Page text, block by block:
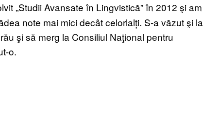
„Studii Avansate în Lingvistică” în 2012 şi am
note mai mici decât celorlalți. S-a văzut şi la
şi să merg la Consiliul Naţional pentru
o.